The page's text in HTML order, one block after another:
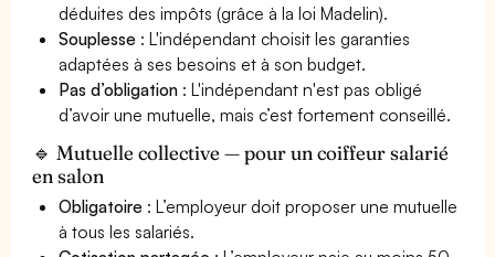
déduites des impôts (grâce à la loi Madelin).
Souplesse : L'indépendant choisit les garanties
adaptées à ses besoins et à son budget.
Pas d’obligation : L'indépendant n'est pas obligé
d’avoir une mutuelle, mais c’est fortement conseillé.
🔹 Mutuelle collective — pour un coiffeur salarié
en salon
Obligatoire : L’employeur doit proposer une mutuelle
à tous les salariés.